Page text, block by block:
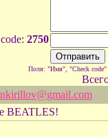
2750
Поля: "Имя", "Check code"
BEATLES!